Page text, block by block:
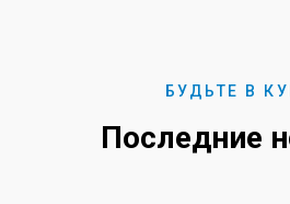
БУДЬТЕ В
Последние